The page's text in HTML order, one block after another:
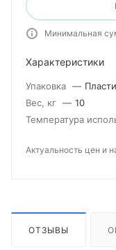
Минимальная
Характеристики
Упаковка —
Вес, кг — 10
Температура
Актуальность цен и
ОТЗЫВЫ